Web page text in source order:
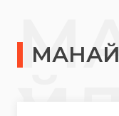
МАНАЙ